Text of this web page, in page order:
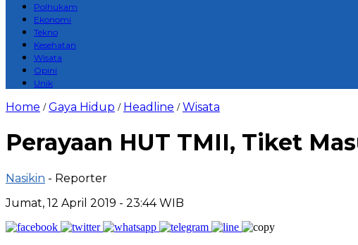
Polhukam
Ekonomi
Tekno
Kesehatan
Wisata
Opini
Unik
Home /Gaya Hidup / Headline /Wisata
Perayaan HUT TMII, Tiket
Nasikin - Reporter
Jumat, 12 April 2019 - 23:44 WIB